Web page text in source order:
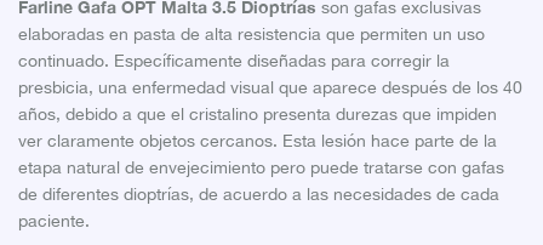
Farline Gafa OPT Malta 3.5 Dioptrías son gafas exclusivas
elaboradas en pasta de alta resistencia que permiten un uso
continuado. Específicamente diseñadas para corregir la
presbicia, una enfermedad visual que aparece después de los 40
años, debido a que el cristalino presenta durezas que impiden
ver claramente objetos cercanos. Esta lesión hace parte de la
etapa natural de envejecimiento pero puede tratarse con gafas
de diferentes dioptrías, de acuerdo a las necesidades de cada
paciente.